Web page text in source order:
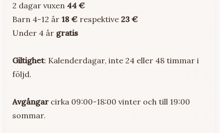
2 dagar vuxen 44 €
Barn 4-12 år 18 € respektive 23 €
Under 4 år gratis
Giltighet: Kalenderdagar, inte 24 eller 48 timmar i
följd.
Avgångar cirka 09:00-18:00 vinter och till 19:00
sommar.